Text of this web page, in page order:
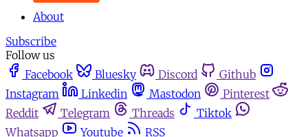
About
Subscribe
Follow us
Facebook
Bluesky Discord
Github
Instagram
Linkedin Mastodon
Pinterest
Reddit
Telegram Threads
Tiktok
Whatsapp
Youtube RSS